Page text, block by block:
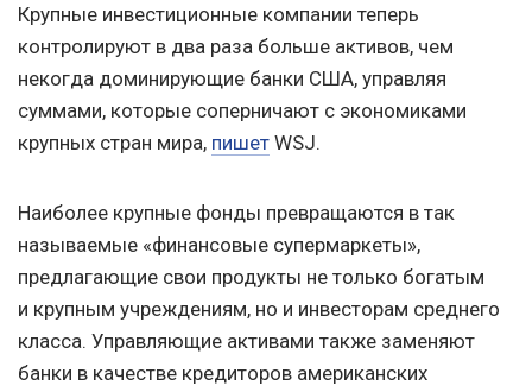
Крупные инвестиционные компании теперь
контролируют в два раза больше активов, чем
некогда доминирующие банки США, управляя
суммами, которые соперничают с экономиками
крупных стран мира, пишет WSJ.
Наиболее крупные фонды превращаются в так
называемые «финансовые супермаркеты»,
предлагающие свои продукты не только богатым
и крупным учреждениям, но и инвесторам среднего
класса. Управляющие активами также заменяют
банки в качестве кредиторов американских